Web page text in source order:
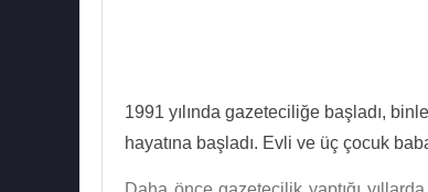
1991 yılında gazeteciliğe başladı,
hayatına başladı. Evli ve üç çocuk